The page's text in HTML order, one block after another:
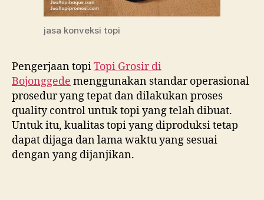
jasa konveksi topi
Pengerjaan topiTopi Grosir di
Bojonggede menggunakan standar operasional
prosedur yang tepat dan dilakukan proses
quality control untuk topi yang telah dibuat.
Untuk itu, kualitas topi yang diproduksi tetap
dapat dijaga dan lama waktu yang sesuai
dengan yang dijanjikan.